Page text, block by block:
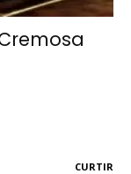
CURTIR